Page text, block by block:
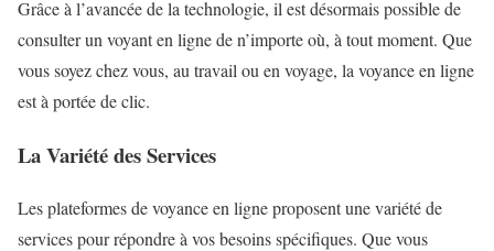
Grâce à l’avancée de la technologie, il est désormais possible de
consulter un voyant en ligne de n’importe où, à tout moment. Que
vous soyez chez vous, au travail ou en voyage, la voyance en ligne
est à portée de clic.
La Variété des Services
Les plateformes de voyance en ligne proposent une variété de
services pour répondre à vos besoins spécifiques. Que vous